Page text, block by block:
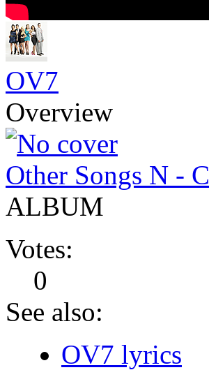
OV7
Overview
Other Songs N - C
ALBUM
Votes:
0
See also:
OV7 lyrics